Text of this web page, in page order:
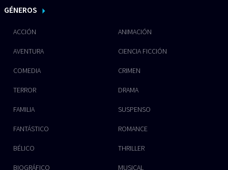
GÉNEROS
ACCIÓN ANIMACIÓN
AVENTURA CIENCIA FICCIÓN
COMEDIA CRIMEN
TERROR DRAMA
FAMILIA SUSPENSO
FANTÁSTICO ROMANCE
BÉLICO THRILLER
BIOGRÁFICO MUSICAL